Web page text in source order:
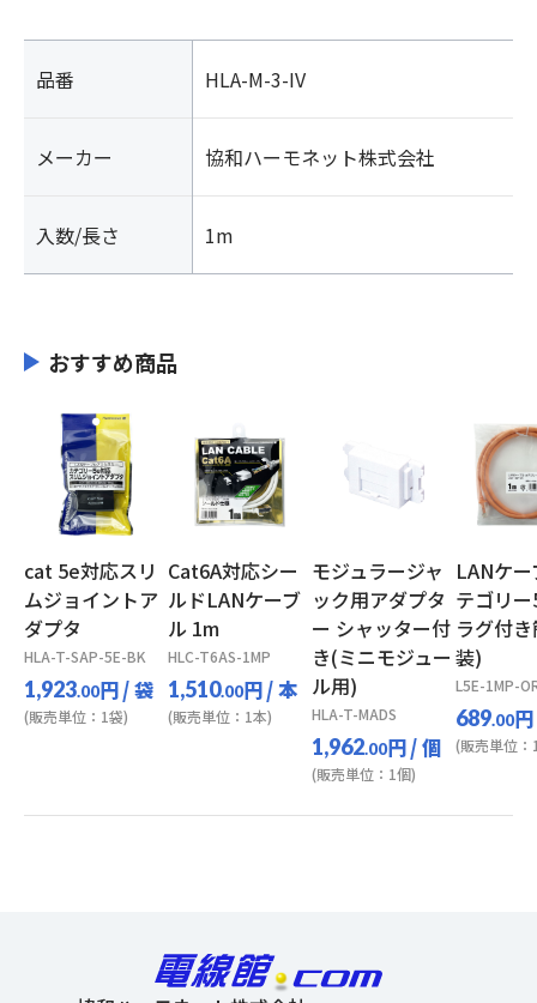
品番 HLA-M-3-IV
メーカー 協和ハーモネット株式会社
入数/長さ 1m
おすすめ商品
cat 5e対応スリ
ムジョイントア
ダプタ
HLA-T-SAP-5E-BK
1,923.00円/ 袋
(販売単位：1袋)
Cat6A対応シー
ルドLANケーブ
ル 1m
HLC-T6AS-1MP
1,510.00円/ 本
(販売単位：1本)
モジュラージャ
ック用アダプタ
ー シャッター付
き(ミニモジュー
ル用)
HLA-T-MADS
1,962.00円/ 個
(販売単位：1個)
LANケ
テゴリ
ラグ付
装)
L5E-1MP-
689.00円
(販売単位：